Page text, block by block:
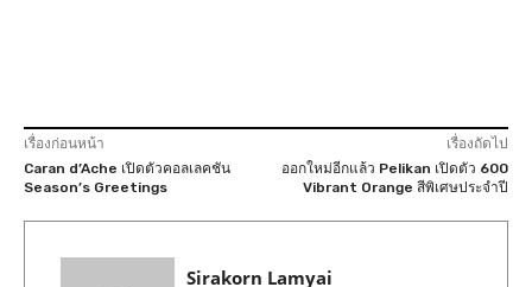
เรื่องก่อนหน้า
Caran d’Ache เปิดตัวคอลเลคชัน
Season’s Greetings
เรื่องถัดไป
ออกใหม่อีกแล้ว Pelikan เปิดตัว 600
Vibrant Orange สีพิเศษประจำปี
Sirakorn Lamyai